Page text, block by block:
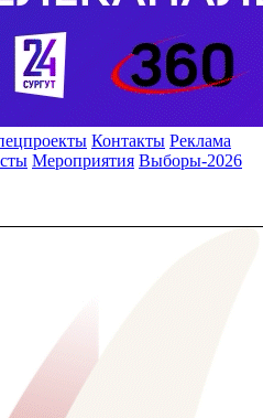
Контакты Реклама
Мероприятия Выборы-2026